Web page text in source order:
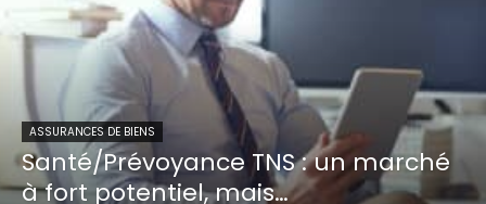
ASSURANCES DE BIENS
Santé/Prévoyance TNS : un marché
à fort potentiel, mais…